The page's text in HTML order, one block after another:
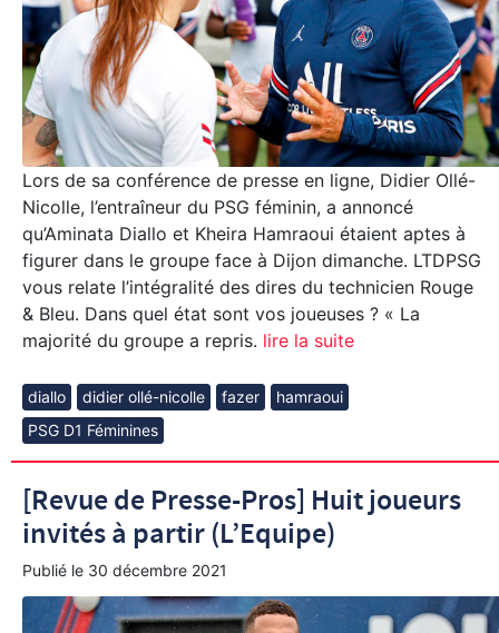
Lors de sa conférence de presse en ligne, Didier Ollé-
Nicolle, l’entraîneur du PSG féminin, a annoncé
qu’Aminata Diallo et Kheira Hamraoui étaient aptes à
figurer dans le groupe face à Dijon dimanche. LTDPSG
vous relate l’intégralité des dires du technicien Rouge
& Bleu. Dans quel état sont vos joueuses ? « La
majorité du groupe a repris. lire la suite
diallo didier ollé-nicolle fazer
hamraoui
PSG D1 Féminines
[Revue de Presse-Pros] Huit joueurs
invités à partir (L’Equipe)
Publié le 30 décembre 2021